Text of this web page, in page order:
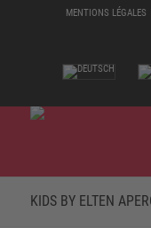
MENTIONS LÉGALES
KIDS BY ELTEN